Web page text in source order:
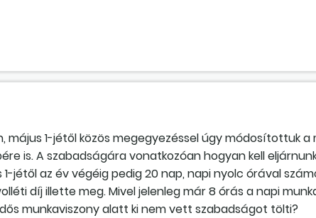
1-jétől közös megegyezéssel úgy módosítottuk
is. A szabadságára vonatkozóan hogyan kell
az év végéig pedig 20 nap, napi nyolc órával
díj illette meg. Mivel jelenleg már 8 órás a napi
munkaviszony alatt ki nem vett szabadságot tölti?